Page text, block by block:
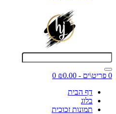
0 פריט\ים - ₪0.00
0
דף הבית
בלוג
תמונות זכוכית